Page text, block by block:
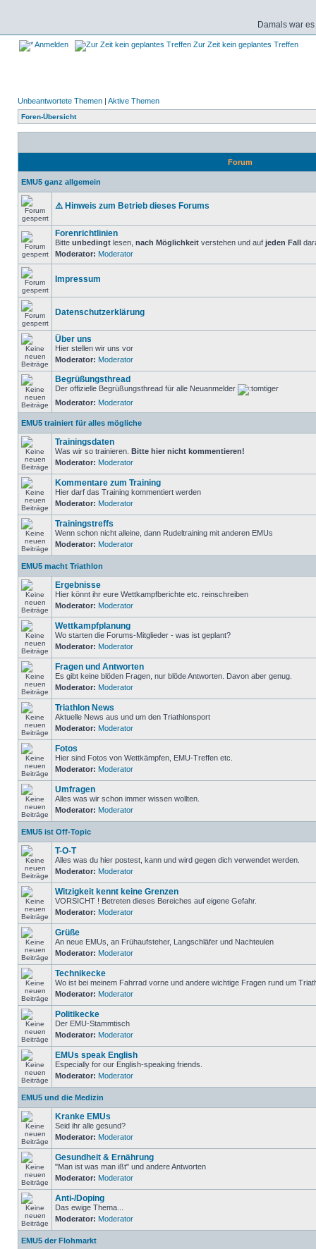
Damals war
Anmelden Zur Zeit kein geplantes Treffen
Unbeantwortete Themen | Aktive Themen
Foren-Übersicht
Forum
EMU5 ganz allgemein
⚠️ Hinweis zum Betrieb dieses Forums
Forenrichtlinien
Bitte unbedingt lesen, nach Möglichkeit verstehen und auf jeden Fall
Moderator: Moderator
Impressum
Datenschutzerklärung
Über uns
Hier stellen wir uns vor
Moderator: Moderator
Begrüßungsthread
Der offizielle Begrüßungsthread für alle Neuanmelder
Moderator: Moderator
EMU5 trainiert für alles mögliche
Trainingsdaten
Was wir so trainieren. Bitte hier nicht kommentieren!
Moderator: Moderator
Kommentare zum Training
Hier darf das Training kommentiert werden
Moderator: Moderator
Trainingstreffs
Wenn schon nicht alleine, dann Rudeltraining mit anderen EMUs
Moderator: Moderator
EMU5 macht Triathlon
Ergebnisse
Hier könnt ihr eure Wettkampfberichte etc. reinschreiben
Moderator: Moderator
Wettkampfplanung
Wo starten die Forums-Mitglieder - was ist geplant?
Moderator: Moderator
Fragen und Antworten
Es gibt keine blöden Fragen, nur blöde Antworten. Davon aber genug.
Moderator: Moderator
Triathlon News
Aktuelle News aus und um den Triathlonsport
Moderator: Moderator
Fotos
Hier sind Fotos von Wettkämpfen, EMU-Treffen etc.
Moderator: Moderator
Umfragen
Alles was wir schon immer wissen wollten.
Moderator: Moderator
EMU5 ist Off-Topic
T-O-T
Alles was du hier postest, kann und wird gegen dich verwendet werden.
Moderator: Moderator
Witzigkeit kennt keine Grenzen
VORSICHT ! Betreten dieses Bereiches auf eigene Gefahr.
Moderator: Moderator
Grüße
An neue EMUs, an Frühaufsteher, Langschläfer und Nachteulen
Moderator: Moderator
Technikecke
Wo ist bei meinem Fahrrad vorne und andere wichtige Fragen rund um
Moderator: Moderator
Politikecke
Der EMU-Stammtisch
Moderator: Moderator
EMUs speak English
Especially for our English-speaking friends.
Moderator: Moderator
EMU5 und die Medizin
Kranke EMUs
Seid ihr alle gesund?
Moderator: Moderator
Gesundheit & Ernährung
"Man ist was man ißt" und andere Antworten
Moderator: Moderator
Anti-/Doping
Das ewige Thema...
Moderator: Moderator
EMU5 der Flohmarkt